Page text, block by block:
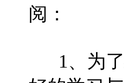
阅：
1、为了